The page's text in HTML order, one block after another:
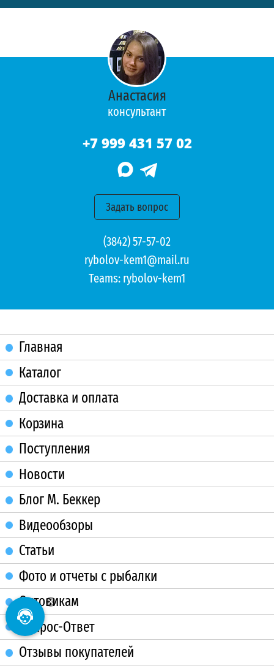
Анастасия
консультант
+7 999 431 57 02
Задать вопрос
(3842) 57-57-02
rybolov-kem1@mail.ru
Teams: rybolov-kem1
Главная
Каталог
Доставка и оплата
Корзина
Поступления
Новости
Блог М. Беккер
Видеообзоры
Статьи
Фото и отчеты с рыбалки
Оптовикам
Вопрос-Ответ
Отзывы покупателей